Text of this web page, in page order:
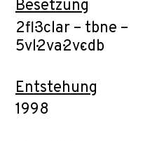
Besetzung
2fl·3clar – tbne –
5vl·2va·2vc·db
Entstehung
1998